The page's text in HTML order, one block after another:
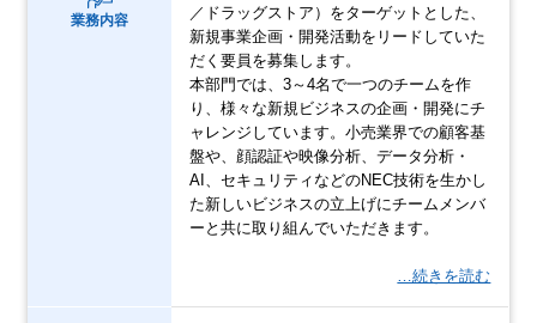
業務内容
／ドラッグストア）をターゲットとした、
新規事業企画・開発活動をリードしていた
だく要員を募集します。
本部門では、3～4名で一つのチームを作
り、様々な新規ビジネスの企画・開発にチ
ャレンジしています。小売業界での顧客基
盤や、顔認証や映像分析、データ分析・
AI、セキュリティなどのNEC技術を生かし
た新しいビジネスの立上げにチームメンバ
ーと共に取り組んでいただきます。
…続きを読む